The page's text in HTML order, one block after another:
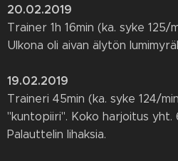
20.02.2019
Trainer 1h 16min (ka. syke 125/
Ulkona oli aivan älytön
19.02.2019
Traineri 45min (ka. syke 124/
"kuntopiiri". Koko harjoitus yht.
Palauttelin lihaksia.